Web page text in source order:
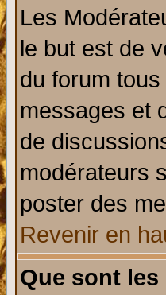
Les
le but est de
du forum
messages et
de
modérateurs
poster des
Revenir en
Que sont